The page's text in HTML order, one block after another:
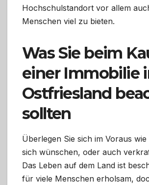
Hochschulstandort vor allem
Menschen viel zu bieten.
Was Sie beim
einer Immobilie
Ostfriesland
sollten
Überlegen Sie sich im Voraus wie
sich wünschen, oder auch
Das Leben auf dem Land ist
für viele Menschen erholsam,